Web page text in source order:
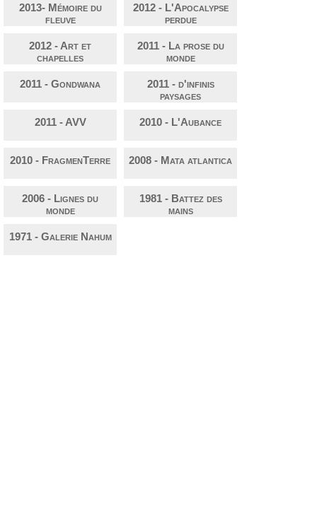
2013- Mémoire du
fleuve
2012 - L'Apocalypse
perdue
2012 - Art et
chapelles
2011 - La prose du
monde
2011 - Gondwana
2011 - d'infinis
paysages
2011 - AVV 2010 - L'Aubance
2010 - FragmenTerre 2008 - Mata atlantica
2006 - Lignes du
monde
1981 - Battez des
mains
1971 - Galerie Nahum